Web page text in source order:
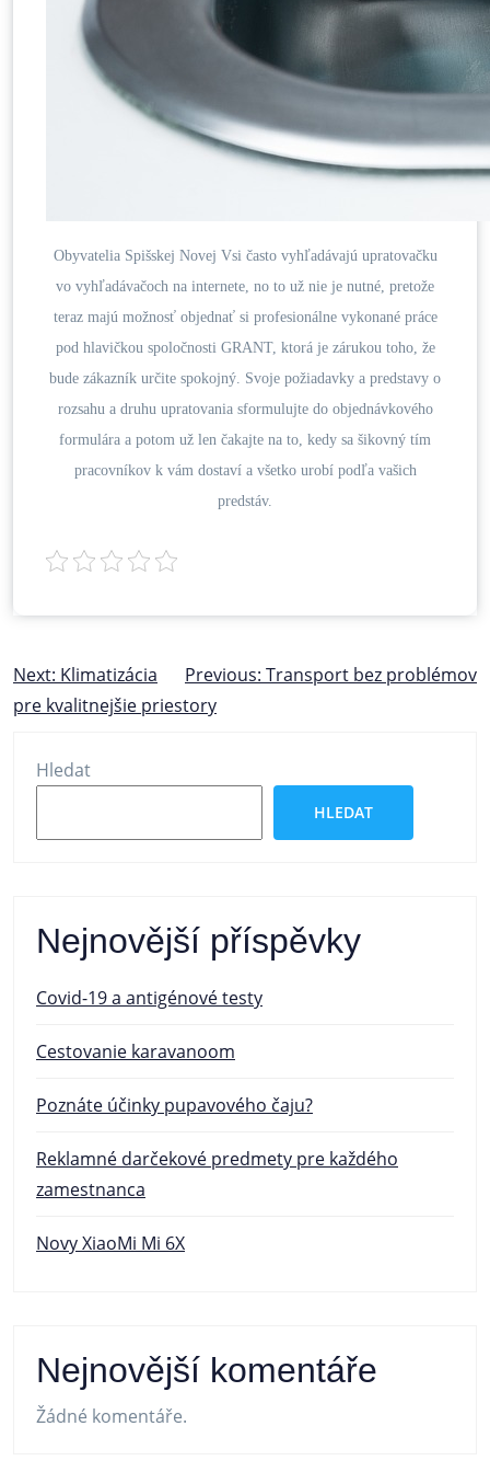
Obyvatelia Spišskej Novej Vsi často vyhľadávajú upratovačku
vo vyhľadávačoch na internete, no to už nie je nutné, pretože
teraz majú možnosť objednať si profesionálne vykonané práce
pod hlavičkou spoločnosti GRANT, ktorá je zárukou toho, že
bude zákazník určite spokojný. Svoje požiadavky a predstavy o
rozsahu a druhu upratovania sformulujte do objednávkového
formulára a potom už len čakajte na to, kedy sa šikovný tím
pracovníkov k vám dostaví a všetko urobí podľa vašich
predstáv.
Navigace
pro
příspěvek
Previous: Transport bez problémov
Next: Klimatizácia
pre kvalitnejšie priestory
Hledat
HLEDAT
Nejnovější příspěvky
Covid-19 a antigénové testy
Cestovanie karavanoom
Poznáte účinky pupavového čaju?
Reklamné darčekové predmety pre každého
zamestnanca
Novy XiaoMi Mi 6X
Nejnovější komentáře
Žádné komentáře.